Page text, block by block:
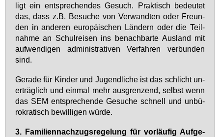
ligt ein ent­spre­chen­des Ge­such. Prak­tisch be­deu­tet
das, dass z.B. Be­su­che von Ver­wand­ten oder Freun­
den in an­de­ren eu­ro­päi­schen Län­dern oder die Teil­
nah­me an Schul­rei­sen ins be­nach­bar­te Aus­land mit
auf­wen­di­gen ad­mi­nis­tra­ti­ven Ver­fah­ren ver­bun­den
sind.
Ge­ra­de für Kin­der und Ju­gend­li­che ist das schlicht un­
er­träg­lich und ein­mal mehr aus­gren­zend, selbst wenn
das SEM ent­spre­chen­de Ge­su­che schnell und un­bü­
ro­kra­tisch be­wil­li­gen wür­de.
3. Fa­mi­li­en­nach­zugs­re­ge­lung für vor­läu­fig Auf­ge­